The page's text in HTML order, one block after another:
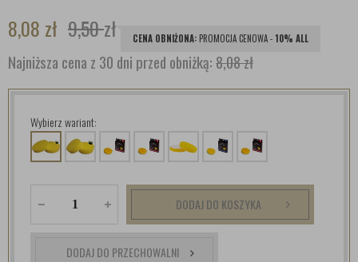
8,08 zł 9,50zł CENA OBNIŻONA: PROMOCJA CENOWA -10% ALL
Najniższa cena z 30 dni przed obniżką:8,08 zł
Wybierz wariant:
DODAJ DO KOSZYKA
DODAJ DO PRZECHOWALNI